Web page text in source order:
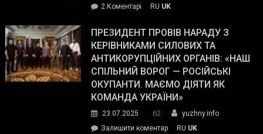
The
Street
Journal.
2 Коментарі
Південному
працівникам
ОПЗ
з
матеріального
резерву
гуманітарну
допомогу
RU UK
ПРЕЗИДЕНТ ПРОВІВ НАРАДУ З
КЕРІВНИКАМИ СИЛОВИХ ТА
АНТИКОРУПЦІЙНИХ ОРГАНІВ: «НАШ
СПІЛЬНИЙ ВОРОГ — РОСІЙСЬКІ
ОКУПАНТИ. МАЄМО ДІЯТИ ЯК
КОМАНДА УКРАЇНИ»
23.07.2025 62
yuzhny.info
Залишити коментарon
RU UK